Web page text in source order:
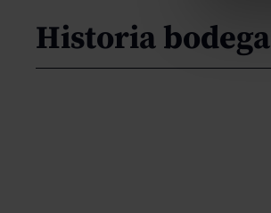
Historia bodega